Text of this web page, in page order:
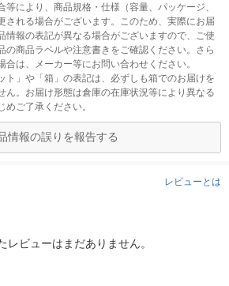
等により、商品規格・仕様（容量、パッケージ、
される場合がございます。このため、実際にお届
情報の表記が異なる場合がございますので、ご使
の商品ラベルや注意書きをご確認ください。さら
合は、メーカー等にお問い合わせください。
ト」や「箱」の表記は、必ずしも箱でのお届けを
ん。お届け形態は倉庫の在庫状況等により異なる
ご了承ください。
情報の誤りを報告する
レビューとは
レビューはまだありません。